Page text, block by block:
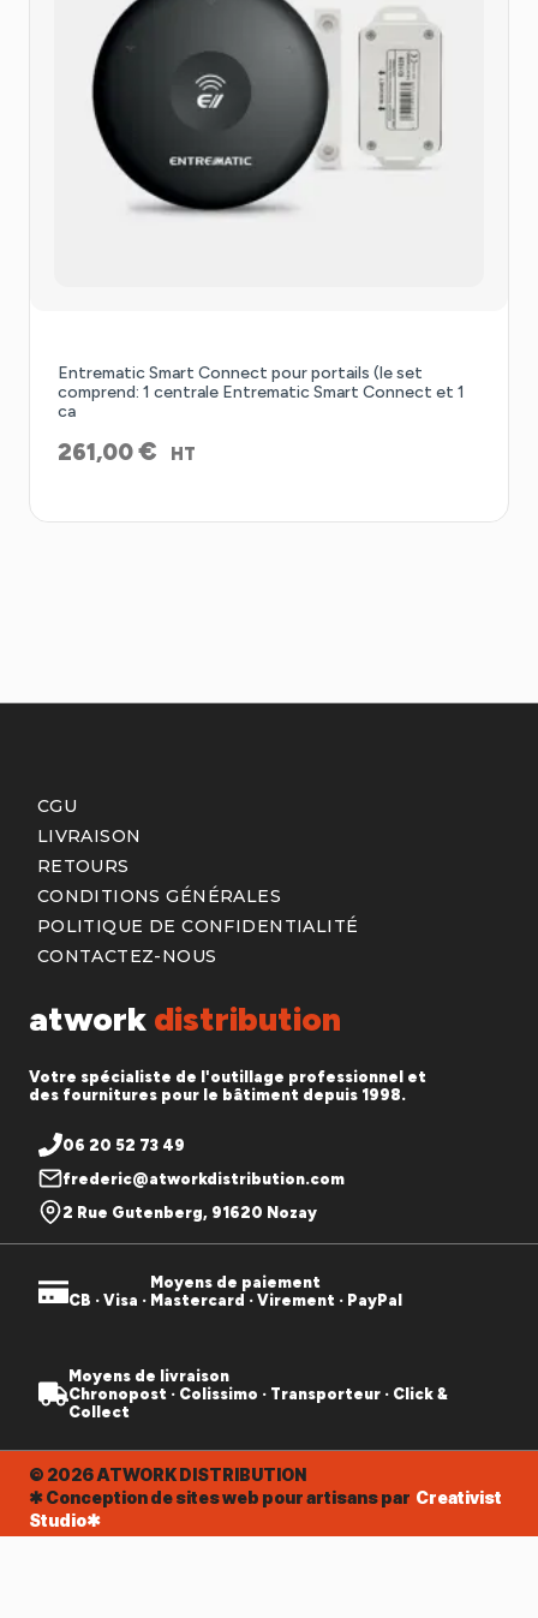
Entrematic Smart Connect pour portails (le set
comprend: 1 centrale Entrematic Smart Connect et 1
ca
261,00€ HT
atwork distribution
Votre spécialiste de l'outillage professionnel et
des fournitures pour le bâtiment depuis 1998.
06 20 52 73 49
frederic@atworkdistribution.com
2 Rue Gutenberg, 91620 Nozay
CGU
LIVRAISON
RETOURS
CONDITIONS GÉNÉRALES
POLITIQUE DE CONFIDENTIALITÉ
CONTACTEZ-NOUS
Moyens de paiement
CB · Visa · Mastercard · Virement · PayPal
Moyens de livraison
Chronopost · Colissimo · Transporteur · Click &
Collect
© 2026 ATWORK DISTRIBUTION
✱ Conception de sites web pour artisans par Creativist
Studio✱